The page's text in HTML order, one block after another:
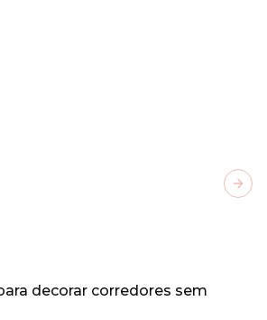
decorar corredores sem